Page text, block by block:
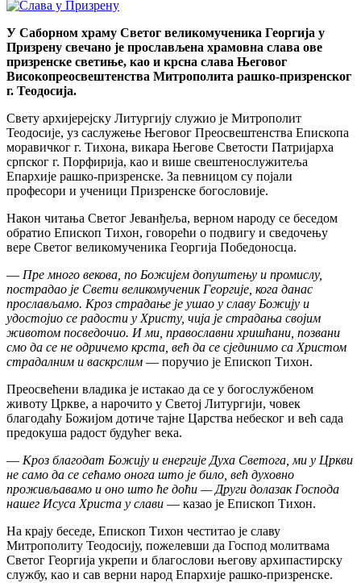
У Саборном храму Светог великомученика Георгија у
Призрену свечано је прослављена храмовна слава ове
призренске светиње, као и крсна слава Његовог
Високопреосвештенства Митрополита рашко-призренског
г. Теодосија.
Свету архијерејску Литургију служио је Митрополит
Теодосије, уз саслужење Његовог Преосвештенства Епископа
моравичког г. Тихона, викара Његове Светости Патријарха
српског г. Порфирија, као и више свештенослужитеља
Епархије рашко-призренске. За певницом су појали
професори и ученици Призренске богословије.
Након читања Светог Јеванђеља, верном народу се беседом
обратио Епископ Тихон, говорећи о подвигу и сведочењу
вере Светог великомученика Георгија Победоносца.
— Пре много векова, по Божијем допуштењу и промислу,
пострадао је Свети великомученик Георгије, кога данас
прослављамо. Кроз страдање је ушао у славу Божију и
удостојио се радости у Христу, чија је страдања својим
животом посведочио. И ми, православни хришћани, позвани
смо да се не одричемо крста, већ да се сјединимо са Христом
страдалним и васкрслим — поручио је Епископ Тихон.
Преосвећени владика је истакао да се у богослужбеном
животу Цркве, а нарочито у Светој Литургији, човек
благодаћу Божијом дотиче тајне Царства небеског и већ сада
предокуша радост будућег века.
— Кроз благодат Божију и енергије Духа Светога, ми у Цркви
не само да се сећамо онога што је било, већ духовно
проживљавамо и оно што ће доћи — Други долазак Господа
нашег Исуса Христа у слави — казао је Епископ Тихон.
На крају беседе, Епископ Тихон честитао је славу
Митрополиту Теодосију, пожелевши да Господ молитвама
Светог Георгија укрепи и благослови његову архипастирску
службу, као и сав верни народ Епархије рашко-призренске.